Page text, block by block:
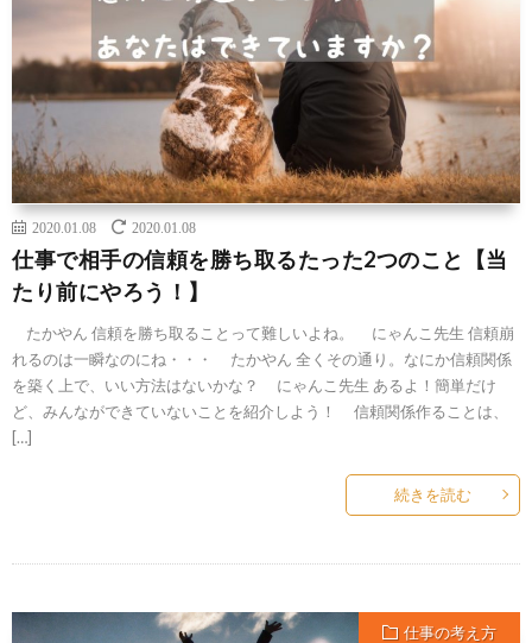
2020.01.08 2020.01.08
仕事で相手の信頼を勝ち取るたった2つのこと【当
たり前にやろう！】
たかやん 信頼を勝ち取ることって難しいよね。 にゃんこ先生 信頼崩
れるのは一瞬なのにね・・・ たかやん 全くその通り。なにか信頼関係
を築く上で、いい方法はないかな？ にゃんこ先生 あるよ！簡単だけ
ど、みんなができていないことを紹介しよう！ 信頼関係作ることは、
[…]
続きを読む
仕事の考え方